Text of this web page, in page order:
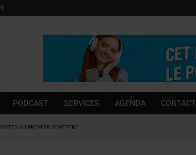
PODCAST SERVICES AGENDA CONTACT
AU PREMIER SEMESTRE